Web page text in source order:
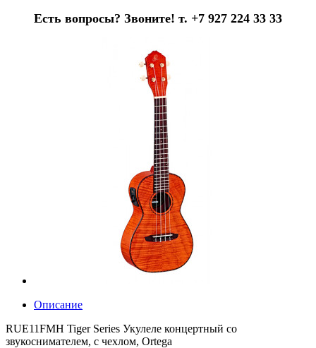
Есть вопросы? Звоните! т. +7 927 224 33 33
Описание
RUE11FMH Tiger Series Укулеле концертный со
звукоснимателем, с чехлом, Ortega